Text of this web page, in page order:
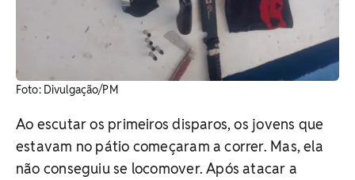
Foto: Divulgação/PM
Ao escutar os primeiros disparos, os jovens que
estavam no pátio começaram a correr. Mas, ela
não conseguiu se locomover. Após atacar a